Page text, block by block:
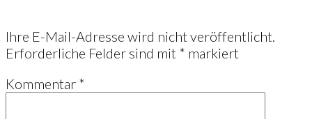
Ihre E-Mail-Adresse wird nicht veröffentlicht.
Erforderliche Felder sind mit * markiert
Kommentar *